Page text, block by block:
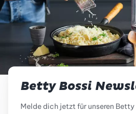
Betty Bossi
Melde dich jetzt für unseren